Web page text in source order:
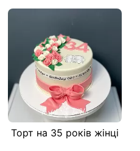
Торт на 35 років жінці